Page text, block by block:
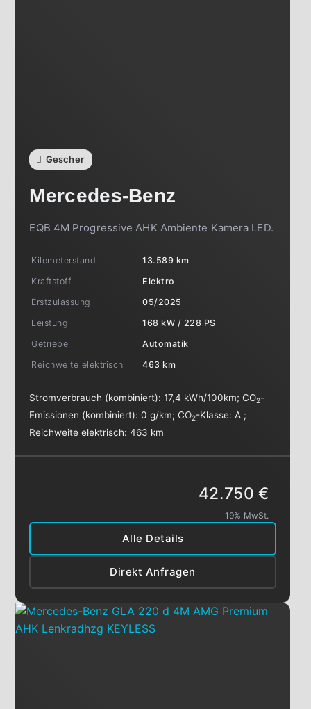
Gescher
Mercedes-Benz
EQB 4M Progressive AHK Ambiente Kamera LED.
Kilometerstand
13.589 km
Kraftstoff
Elektro
Erstzulassung
05/2025
Leistung
168 kW / 228 PS
Getriebe
Automatik
Reichweite elektrisch
463 km
Stromverbrauch (kombiniert):17,4 kWh/100km;CO2-
Emissionen (kombiniert):0 g/km;CO2-Klasse:A ;
Reichweite elektrisch:463 km
Alle Details
Direkt Anfragen
42.750 €
19% MwSt.